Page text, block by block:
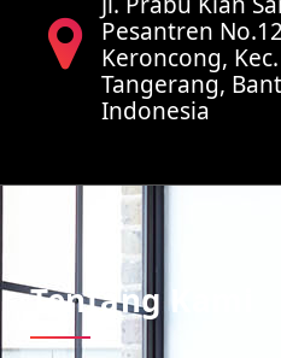
Pesantren
Keroncong,
Tangerang,
Indonesia
Tentang Kami